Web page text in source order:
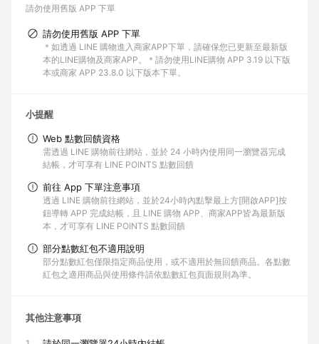
請勿使用舊版 APP 下單
請勿使用舊版 APP 下單
＊如透過 LINE 購物進入商家APP下單，請確保您已更新至最新版
本的LINE購物及商家APP。＊請勿使用LINE購物 APP 3.19 以下版
本或商家 APP 23.8.0 以下版本下單。
小提醒
Web 點數回饋資格
需透過 LINE 購物前往網站，並於 24 小時內使用同一瀏覽器完成
結帳，才可享有 LINE POINTS 點數回饋
前往 App 下單注意事項
透過 LINE 購物前往網站，並於24小時內點擊最上方[開啟APP]按
鈕導轉 APP 完成結帳，且 LINE 購物 APP、商家APP皆為最新版
本，才可享有 LINE POINTS 點數回饋
部分點數紅包不適用說明
部分點數紅包僅限指定商品使用，或不適用於無回饋商品。各點數
紅包之適用商品與使用條件請依點數紅包頁面規則為準。
其他注意事項